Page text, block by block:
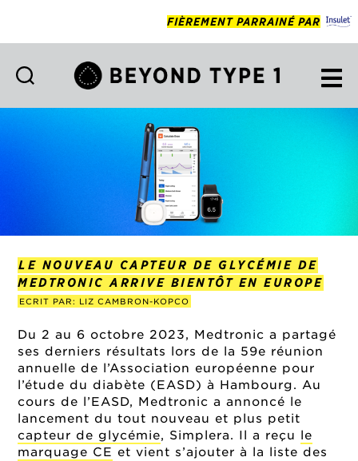
FIÈREMENT PARRAINÉ PAR
1
Francais
LE NOUVEAU CAPTEUR DE GLYCÉMIE DE
MEDTRONIC ARRIVE BIENTÔT EN EUROPE
ECRIT PAR: LIZ CAMBRON-KOPCO
Du 2 au 6 octobre 2023, Medtronic a partagé
ses derniers résultats lors de la 59e réunion
annuelle de l’Association européenne pour
l’étude du diabète (EASD) à Hambourg. Au
cours de l’EASD, Medtronic a annoncé le
lancement du tout nouveau et plus petit
capteur de glycémie, Simplera. Il a reçu le
marquage CE et vient s’ajouter à la liste des